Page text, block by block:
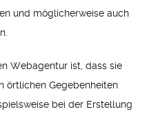
und möglicherweise auch
Webagentur ist, dass sie
örtlichen Gegebenheiten
bei der Erstellung